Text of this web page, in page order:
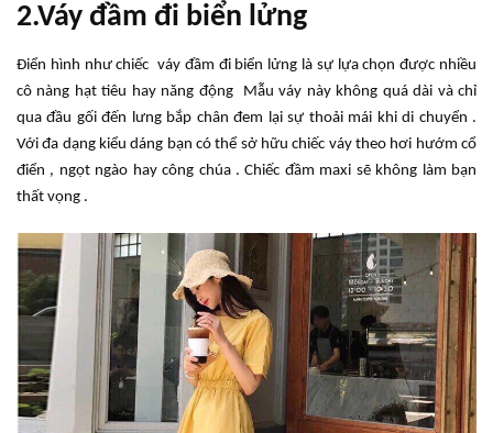
2.Váy đầm đi biển lửng
Điển hình như chiếc váy đầm đi biển lửng là sự lựa chọn được nhiều
cô nàng hạt tiêu hay năng động Mẫu váy này không quá dài và chỉ
qua đầu gối đến lưng bắp chân đem lại sự thoải mái khi di chuyển .
Với đa dạng kiểu dáng bạn có thể sở hữu chiếc váy theo hơi hướm cổ
điển , ngọt ngào hay công chúa . Chiếc đầm maxi sẽ không làm bạn
thất vọng .